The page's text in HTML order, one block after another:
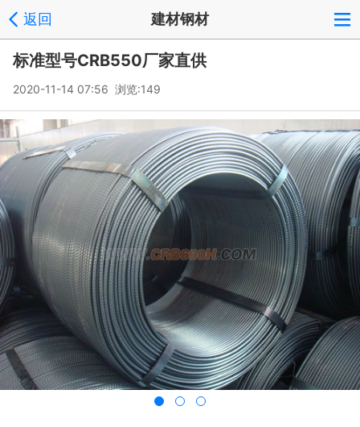
返回 建材钢材
标准型号CRB550厂家直供
2020-11-14 07:56 浏览:149